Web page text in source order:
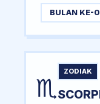
BULAN KE-0
♏
ZODIAK